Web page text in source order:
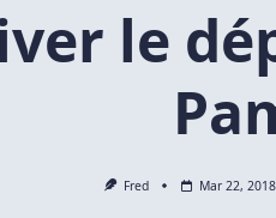
le
Fred Mar 22, 2018